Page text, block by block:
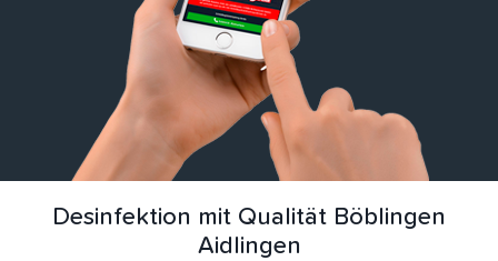
Desinfektion mit Qualität Böblingen
Aidlingen